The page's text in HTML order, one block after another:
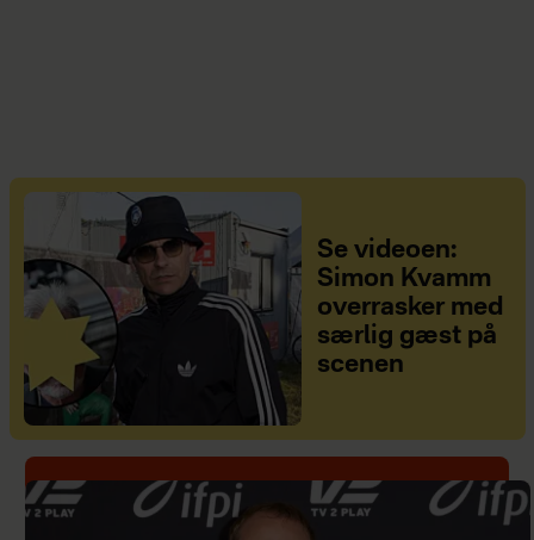
Se videoen:
Simon Kvamm
overrasker med
særlig gæst på
scenen